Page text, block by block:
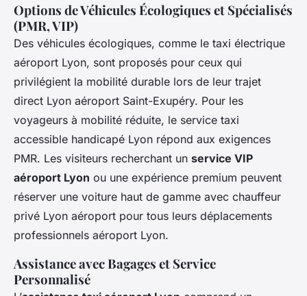
Options de Véhicules Écologiques et Spécialisés
(PMR, VIP)
Des véhicules écologiques, comme le taxi électrique
aéroport Lyon, sont proposés pour ceux qui
privilégient la mobilité durable lors de leur trajet
direct Lyon aéroport Saint-Exupéry. Pour les
voyageurs à mobilité réduite, le service taxi
accessible handicapé Lyon répond aux exigences
PMR. Les visiteurs recherchant un service VIP
aéroport Lyon ou une expérience premium peuvent
réserver une voiture haut de gamme avec chauffeur
privé Lyon aéroport pour tous leurs déplacements
professionnels aéroport Lyon.
Assistance avec Bagages et Service
Personnalisé